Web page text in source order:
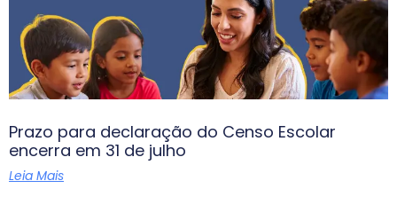
Prazo para declaração do Censo Escolar
encerra em 31 de julho
Leia Mais